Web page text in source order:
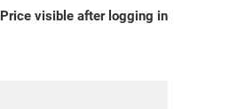
Price visible after logging in